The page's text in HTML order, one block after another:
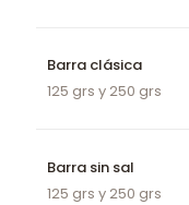
Barra clásica
125 grs y 250 grs
Barra sin sal
125 grs y 250 grs